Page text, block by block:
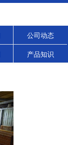
公司动态
产品知识